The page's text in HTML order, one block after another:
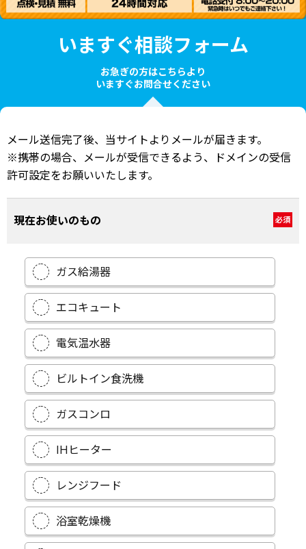
いますぐ相談フォーム
お急ぎの方はこちらより
いますぐお問合せください
メール送信完了後、当サイトよりメールが届きます。
※携帯の場合、メールが受信できるよう、ドメインの受信
許可設定をお願いいたします。
現在お使いのもの 必須
ガス給湯器
エコキュート
電気温水器
ビルトイン食洗機
ガスコンロ
IHヒーター
レンジフード
浴室乾燥機